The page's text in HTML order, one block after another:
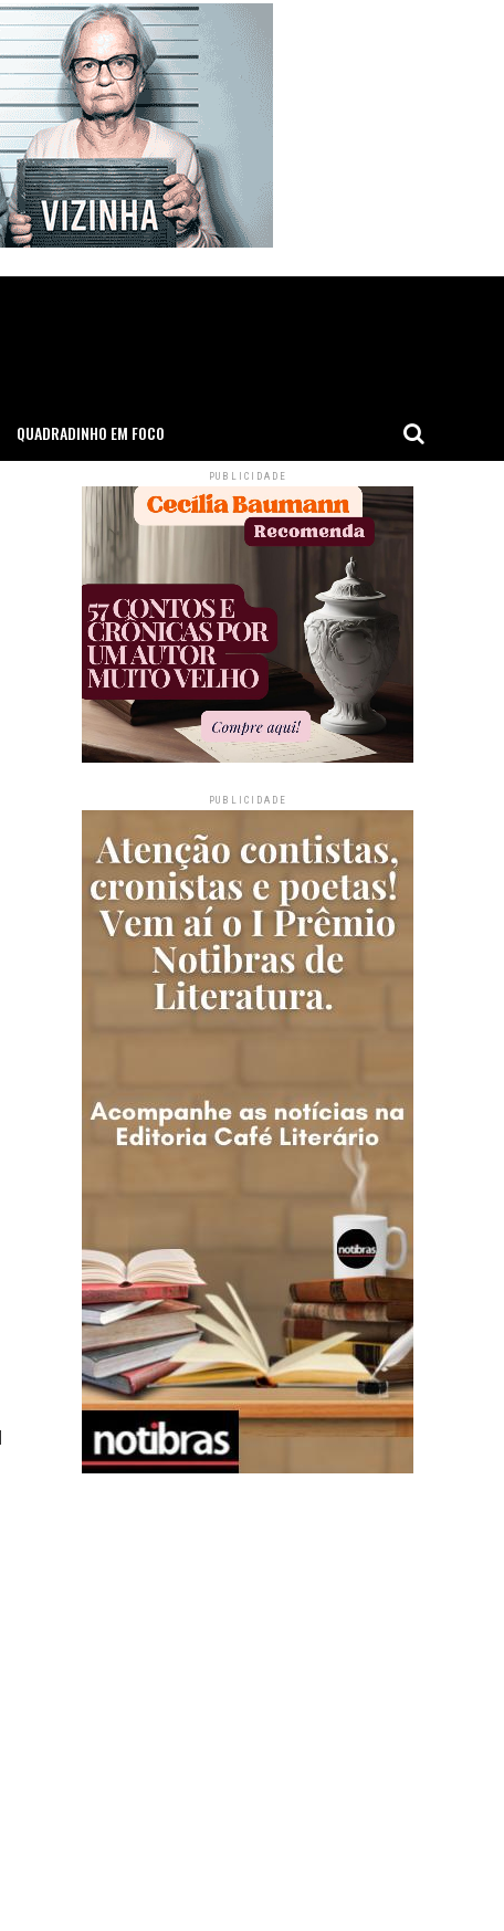
QUADRADINHO EM FOCO
PUBLICIDADE
PUBLICIDADE